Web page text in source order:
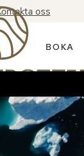
oss
BOKA